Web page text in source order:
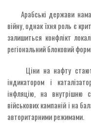
Арабські держави
війну, однак їхня роль є
залишиться конфлікт
регіональний блоковий
Ціни на нафту стають
індикатором і
інфляцію, на внутрішню
військових кампаній і на
авторитарними режимами.